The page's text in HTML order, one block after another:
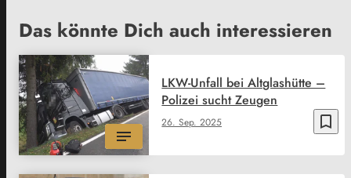
Das könnte Dich auch interessieren
bookmark_border
26. Sep. 2025
LKW-Unfall bei Altglashütte –
Polizei sucht Zeugen